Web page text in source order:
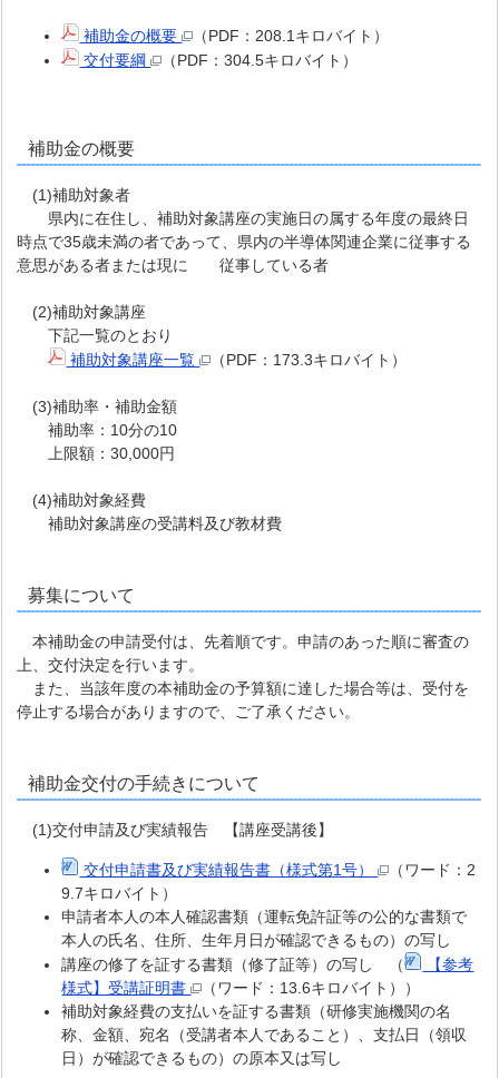
補助金の概要
（PDF：208.1キロバイト）
交付要綱
（PDF：304.5キロバイト）
補助金の概要
(1)補助対象者
県内に在住し、補助対象講座の実施日の属する年度の最終日
時点で35歳未満の者であって、県内の半導体関連企業に従事する
意思がある者または現に 従事している者
(2)補助対象講座
下記一覧のとおり
補助対象講座一覧
（PDF：173.3キロバイト）
(3)補助率・補助金額
補助率：10分の10
上限額：30,000円
(4)補助対象経費
補助対象講座の受講料及び教材費
募集について
本補助金の申請受付は、先着順です。申請のあった順に審査の
上、交付決定を行います。
また、当該年度の本補助金の予算額に達した場合等は、受付を
停止する場合がありますので、ご了承ください。
補助金交付の手続きについて
(1)交付申請及び実績報告 【講座受講後】
交付申請書及び実績報告書（様式第1号）
（ワード：2
9.7キロバイト）
申請者本人の本人確認書類（運転免許証等の公的な書類で
本人の氏名、住所、生年月日が確認できるもの）の写し
講座の修了を証する書類（修了証等）の写し （
【参考
様式】受講証明書
（ワード：13.6キロバイト））
補助対象経費の支払いを証する書類（研修実施機関の名
称、金額、宛名（受講者本人であること）、支払日（領収
日）が確認できるもの）の原本又は写し